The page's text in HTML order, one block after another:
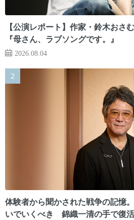
【公演レポート】作家・鈴木おさ
『母さん、ラブソングです。』
2026.08.04
体験者から聞かされた戦争の記憶
いでいくべき 錦織一清の手で復